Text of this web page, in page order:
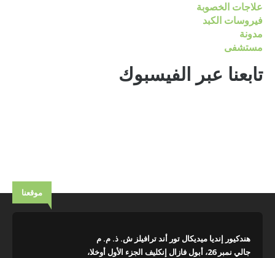
علاجات الخصوبة
فيروسات الكبد
مدونة
مستشفى
تابعنا عبر الفيسبوك
موقعنا
هندكيور إنديا ميديكال تور أند ترافيلز ش. ذ. م. م
جالي نمبر 26، أبول فازال إنكليف الجزء الأول أوخلا،